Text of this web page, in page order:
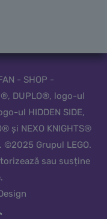
- SHOP -
DUPLO®, logo-ul
ul HIDDEN SIDE,
și NEXO KNIGHTS®
©2025 Grupul LEGO.
sau susține